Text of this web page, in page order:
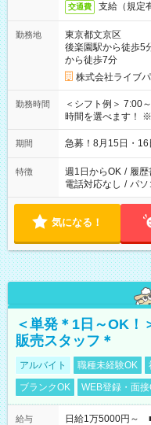
交通費 支給（規定
勤務地
東京都文京区
後楽園駅から徒歩5
から徒歩7分
株式会社ライブ
勤務時間
＜シフト例＞ 7:00～23:00
時間を選べます！
期間 急募！8月15日・16
特徴 週1日からOK / 履歴
電話対応なし / パソ
気になる！
＜単発＊1日～OK！
販売スタッフ＊
アルバイト 職種未経験OK
ブランクOK
WEB登録・面
給与 日給1万5000円～